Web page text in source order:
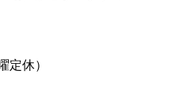
定休）